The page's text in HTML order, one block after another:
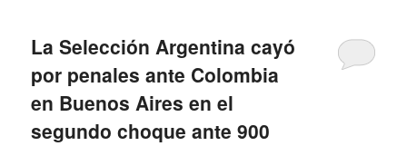
La Selección Argentina cayó
por penales ante Colombia
en Buenos Aires en el
segundo choque ante 900